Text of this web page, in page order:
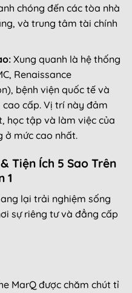
chóng đến các tòa nhà
và trung tâm tài chính
Xung quanh là hệ thống
Renaissance
bệnh viện quốc tế và
cấp. Vị trí này đảm
học tập và làm việc của
ở mức cao nhất.
Tiện Ích 5 Sao Trên
1
lại trải nghiệm sống
sự riêng tư và đẳng cấp
MarQ được chăm chút tỉ